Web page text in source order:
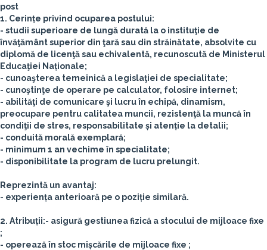
post
1. Cerințe privind ocuparea postului:
- studii superioare de lungă durată la o instituţie de
învăţământ superior din ţară sau din străinătate, absolvite cu
diplomă de licenţă sau echivalentă, recunoscută de Ministerul
Educaţiei Naționale;
- cunoaşterea temeinică a legislaţiei de specialitate;
- cunoştinţe de operare pe calculator, folosire internet;
- abilităţi de comunicare şi lucru în echipă, dinamism,
preocupare pentru calitatea muncii, rezistenţă la muncă în
condiţii de stres, responsabilitate și atenție la detalii;
- conduită morală exemplară;
- minimum 1 an vechime în specialitate;
- disponibilitate la program de lucru prelungit.
Reprezintă un avantaj:
- experiența anterioară pe o poziție similară.
2. Atribuții:- asigură gestiunea fizică a stocului de mijloace fixe
;
- operează în stoc mișcările de mijloace fixe ;